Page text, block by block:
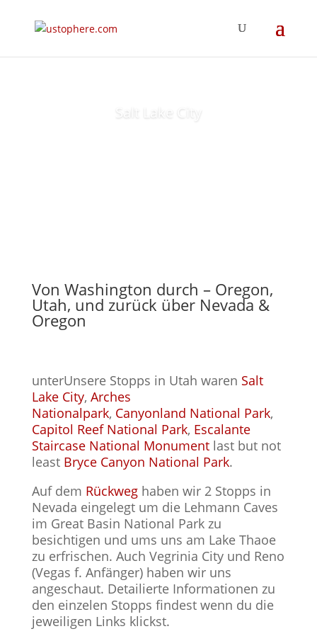
Von Washington durch – Oregon,
Utah, und zurück über Nevada &
Oregon
unterUnsere Stopps in Utah waren Salt
Lake City, Arches
Nationalpark, Canyonland National Park,
Capitol Reef National Park, Escalante
Staircase National Monument last but not
least Bryce Canyon National Park.
Auf dem Rückweghaben wir 2 Stopps in
Nevada eingelegt um die Lehmann Caves
im Great Basin National Park zu
besichtigen und ums uns am Lake Thaoe
zu erfrischen. Auch Vegrinia City und Reno
(Vegas f. Anfänger) haben wir uns
angeschaut. Detailierte Informationen zu
den einzelen Stopps findest wenn du die
jeweiligen Links klickst.